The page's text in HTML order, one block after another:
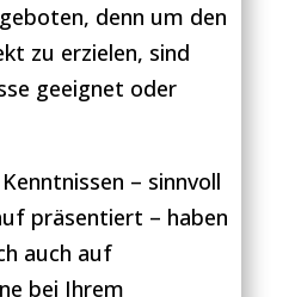
denn um den
zu erzielen, sind
geeignet oder
– sinnvoll
präsentiert – haben
auch auf
bei Ihrem